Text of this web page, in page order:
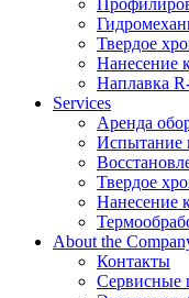
Твердое
Нанесение
Наплавка
Services
Аренда
Испытание
Твердое
Нанесение
About the
Контакты
Сервисные